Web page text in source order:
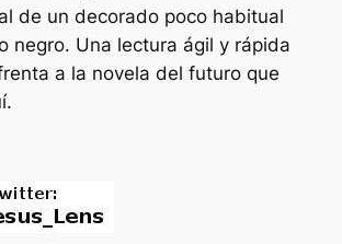
de un decorado poco habitual
negro. Una lectura ágil y rápida
a la novela del futuro que